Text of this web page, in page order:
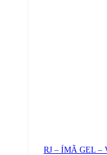
RJ – ÍMÃ GEL –